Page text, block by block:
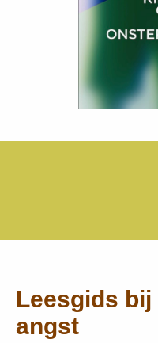
Leesgids
angst